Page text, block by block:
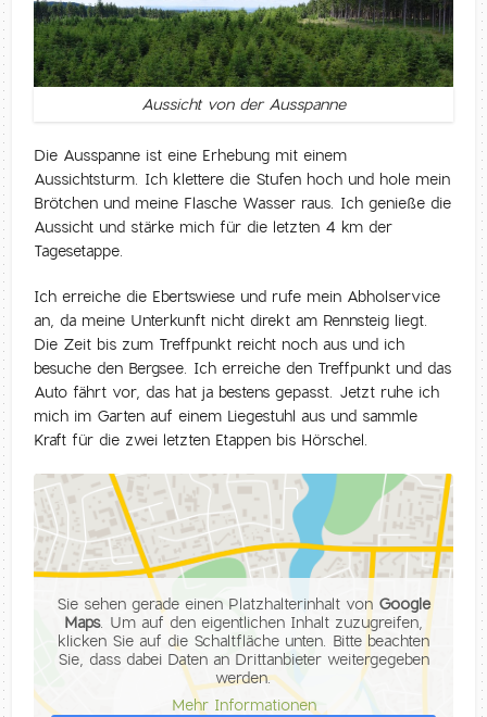
Aussicht von der Ausspanne
Die Ausspanne ist eine Erhebung mit einem
Aussichtsturm. Ich klettere die Stufen hoch und hole mein
Brötchen und meine Flasche Wasser raus. Ich genieße die
Aussicht und stärke mich für die letzten 4 km der
Tagesetappe.
Ich erreiche die Ebertswiese und rufe mein Abholservice
an, da meine Unterkunft nicht direkt am Rennsteig liegt.
Die Zeit bis zum Treffpunkt reicht noch aus und ich
besuche den Bergsee. Ich erreiche den Treffpunkt und das
Auto fährt vor, das hat ja bestens gepasst. Jetzt ruhe ich
mich im Garten auf einem Liegestuhl aus und sammle
Kraft für die zwei letzten Etappen bis Hörschel.
Sie sehen gerade einen Platzhalterinhalt von Google
Maps. Um auf den eigentlichen Inhalt zuzugreifen,
klicken Sie auf die Schaltfläche unten. Bitte beachten
Sie, dass dabei Daten an Drittanbieter weitergegeben
werden.
Mehr Informationen